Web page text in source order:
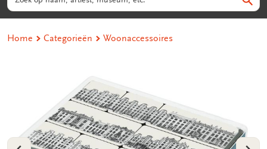
Home Categorieën Woonaccessoires